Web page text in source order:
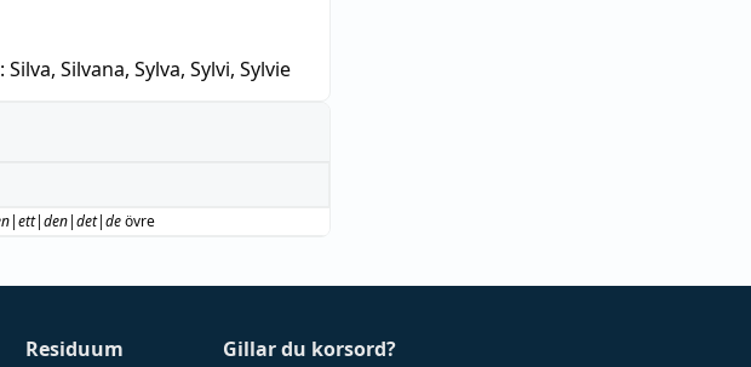
Silva, Silvana, Sylva, Sylvi, Sylvie
övre
Residuum
Gillar du korsord?